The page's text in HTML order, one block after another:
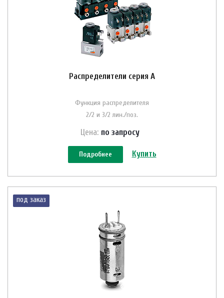
Распределители серия A
Функция распределителя
2/2 и 3/2 лин./поз.
Цена: по запросу
Подробнее Купить
под заказ